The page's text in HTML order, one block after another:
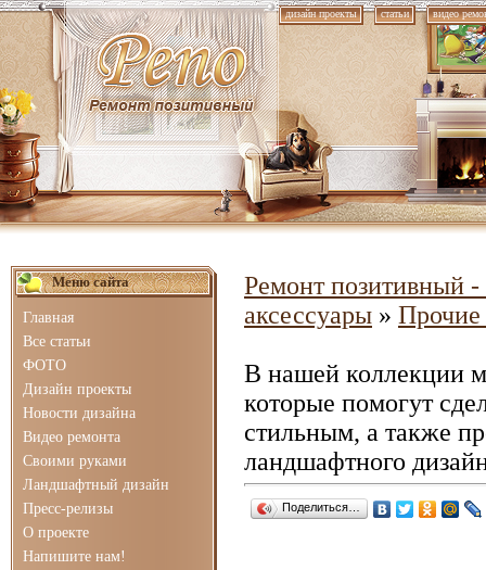
дизайн проекты статьи видео
Меню сайта
Главная
Все статьи
ФОТО
Дизайн проекты
Новости дизайна
Видео ремонта
Своими руками
Ландшафтный дизайн
Пресс-релизы
О проекте
Напишите нам!
Ремонт позитивный -
аксессуары » Прочие
В нашей коллекции
которые помогут
стильным, а также
ландшафтного
Поделиться…